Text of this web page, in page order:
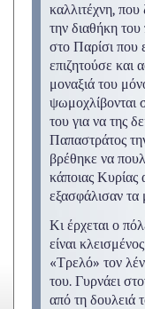
καλλιτέχνη,
την διαθήκη
στο Παρίσι που
επιζητούσε και
μοναξιά του
ψωμοχλίβονται
του για να της
Παπαστράτος
βρέθηκε να
κάποιας
εξασφάλισαν τα
Κι έρχεται ο
είναι
«Τρελό» τον
του. Γυρνάει
από τη δουλειά